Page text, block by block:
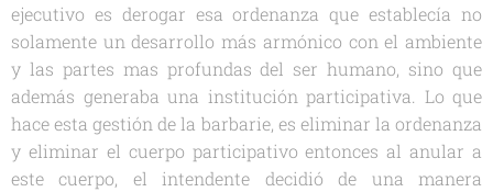
ejecutivo es derogar esa ordenanza que establecía no
solamente un desarrollo más armónico con el ambiente
y las partes mas profundas del ser humano, sino que
además generaba una institución participativa. Lo que
hace esta gestión de la barbarie, es eliminar la ordenanza
y eliminar el cuerpo participativo entonces al anular a
este cuerpo, el intendente decidió de una manera